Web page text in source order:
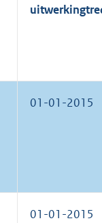
01-01-2015
01-01-2015